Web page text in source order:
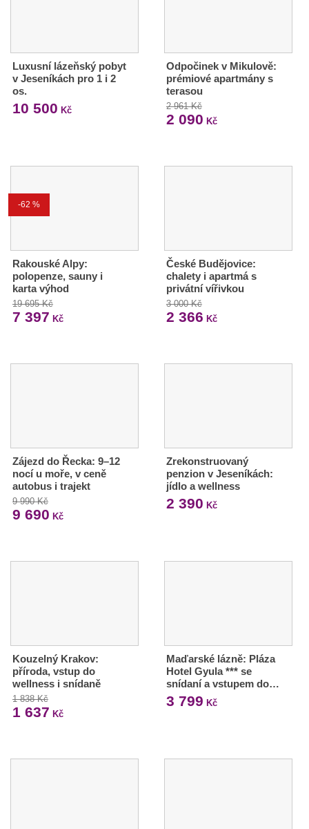
Luxusní lázeňský pobyt
v Jeseníkách pro 1 i 2
os.
10 500 Kč
Odpočinek v Mikulově:
prémiové apartmány s
terasou
2 961 Kč
2 090 Kč
-62 %
Rakouské Alpy:
polopenze, sauny i
karta výhod
19 695 Kč
7 397 Kč
České Budějovice:
chalety i apartmá s
privátní vířivkou
3 000 Kč
2 366 Kč
Zájezd do Řecka: 9–12
nocí u moře, v ceně
autobus i trajekt
9 990 Kč
9 690 Kč
Zrekonstruovaný
penzion v Jeseníkách:
jídlo a wellness
2 390 Kč
Kouzelný Krakov:
příroda, vstup do
wellness i snídaně
1 838 Kč
1 637 Kč
Maďarské lázně: Pláza
Hotel Gyula *** se
snídaní a vstupem do…
3 799 Kč